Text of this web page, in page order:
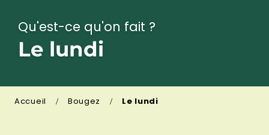
Qu'est-ce qu'on fait ?
Le lundi
Accueil Bougez Le lundi